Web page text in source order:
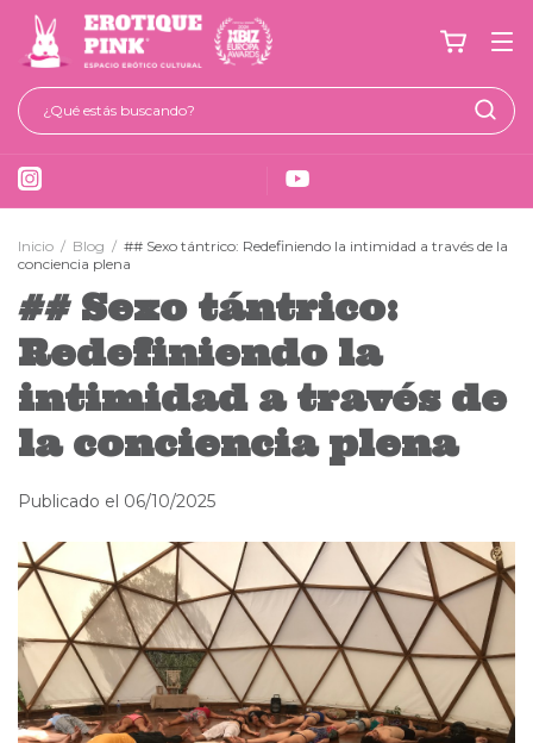
Inicio / Blog / ## Sexo tántrico: Redefiniendo la intimidad a través de la
conciencia plena
## Sexo tántrico:
Redefiniendo la
intimidad a través de
la conciencia plena
Publicado el 06/10/2025